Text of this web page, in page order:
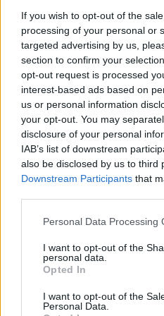
If you wish to opt-out of the
processing of your personal or
targeted advertising by us,
section to confirm your
opt-out request is processed
interest-based ads based on
us or personal information
your opt-out. You may
disclosure of your personal
IAB’s list of downstream
also be disclosed by us to third
Downstream Participants that
Personal Data Processing
I want to opt-out of the
personal data.
Opted In
I want to opt-out of the
Personal Data.
Questo modello offre inoltre
l’intrattenimento personale:
indossabilità, gli smartglass si
alla circonferenza della testa e,
possono indossare sopra gli
così da aiutare le persone a
Moverio BT-40S – disponibili da
Il modello BT-40S include
sistema operativo Android
personalizzati: Moverio
applicazioni commerciali. E’
interfacce utente personalizzate,
include Wi-Fi integrato,